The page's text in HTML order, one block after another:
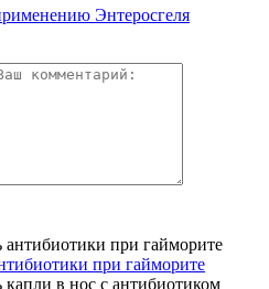
Энтеросгеля
при гайморите